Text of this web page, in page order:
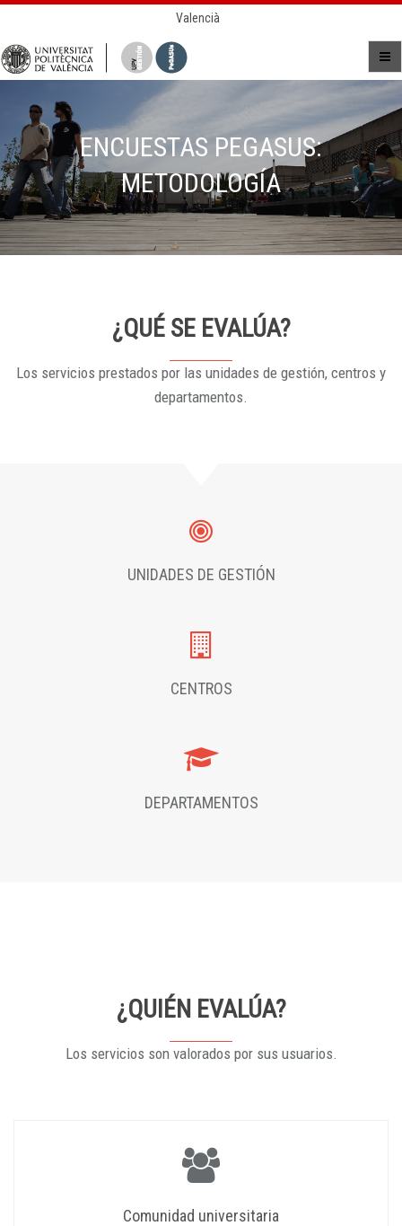
Valencià
ENCUESTAS PEGASUS:
METODOLOGÍA
¿QUÉ SE EVALÚA?
Los servicios prestados por las unidades de gestión, centros y
departamentos.
UNIDADES DE GESTIÓN
CENTROS
DEPARTAMENTOS
¿QUIÉN EVALÚA?
Los servicios son valorados por sus usuarios.
Comunidad universitaria